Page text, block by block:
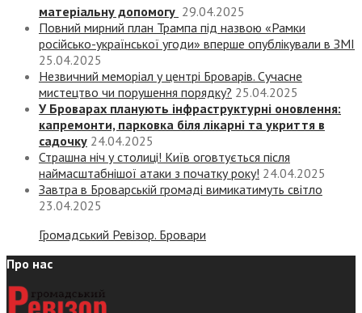
матеріальну допомогу 29.04.2025
Повний мирний план Трампа під назвою «‎Рамки
російсько-української угоди» вперше опублікували в ЗМІ
25.04.2025
Незвичний меморіал у центрі Броварів. Сучасне
мистецтво чи порушення порядку? 25.04.2025
У Броварах планують інфраструктурні оновлення:
капремонти, парковка біля лікарні та укриття в
садочку 24.04.2025
Страшна ніч у столиці! Київ оговтується після
наймасштабнішої атаки з початку року! 24.04.2025
Завтра в Броварській громаді вимикатимуть світло
23.04.2025
Громадський Ревізор. Бровари
Про нас